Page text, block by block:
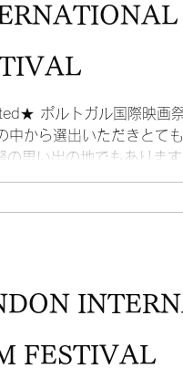
ポルトガル国際映画祭
中から選出いただきとて
の思い出の地でもありま
かい人々。 美味しい魚と
FESTIVAL